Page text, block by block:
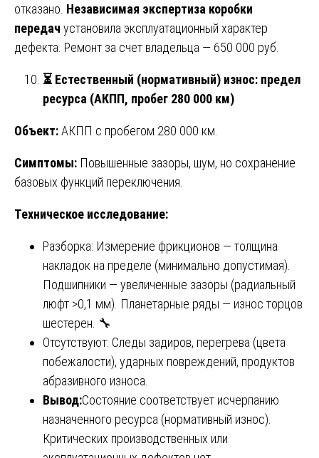
отказано. Независимая экспертиза коробки
передач установила эксплуатационный характер
дефекта. Ремонт за счет владельца — 650 000 руб.
⏳ Естественный (нормативный) износ: предел
ресурса (АКПП, пробег 280 000 км)
Объект:АКПП с пробегом 280 000 км.
Симптомы: Повышенные зазоры, шум, но сохранение
базовых функций переключения.
Техническое исследование:
Разборка: Измерение фрикционов — толщина
накладок на пределе (минимально допустимая).
Подшипники — увеличенные зазоры (радиальный
люфт >0,1 мм). Планетарные ряды — износ торцов
шестерен. 🔧
Отсутствуют: Следы задиров, перегрева (цвета
побежалости), ударных повреждений, продуктов
абразивного износа.
Вывод:Состояние соответствует исчерпанию
назначенного ресурса (нормативный износ).
Критических производственных или